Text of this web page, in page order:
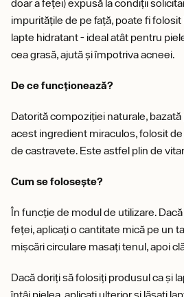
doar a feței) expusă la condiții
impuritățile de pe față, poate fi folosit
lapte hidratant - ideal atât pentru
cea grasă, ajută și împotriva acneei.
De ce funcționează?
Datorită compoziției naturale,
acest ingredient miraculos, folosit
de castravete. Este astfel plin de
Cum se folosește?
În funcție de modul de utilizare.
feței, aplicați o cantitate mică pe un
mișcări circulare masați tenul, apoi
Dacă doriți să folosiți produsul ca și
întâi pielea, aplicați ulterior și lăsați